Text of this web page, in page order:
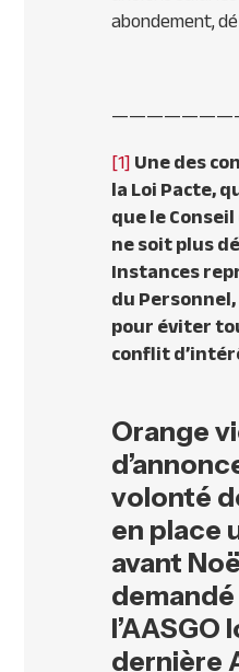
abondement,
[1]Une des
la Loi Pacte,
que le
ne soit plus
Instances
du
pour éviter
conflit
Orange
volonté
en place
avant
l’AASGO
dernière